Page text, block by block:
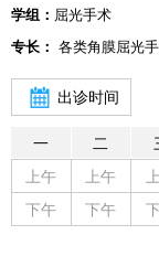
学组： 屈光手术
专长： 各类角膜屈光
出诊时间
一 二
上午
上午
下午
下午